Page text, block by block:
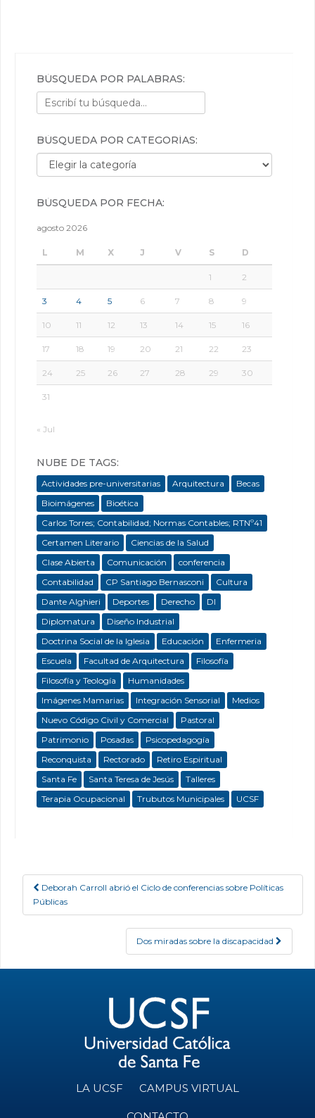
BÚSQUEDA POR PALABRAS:
BÚSQUEDA POR CATEGORÍAS:
Búsqueda por categorías:
BÚSQUEDA POR FECHA:
agosto 2026
L M X J V S D
1 2
3 4 5 6 7 8 9
10 11 12 13 14 15 16
17 18 19 20 21 22 23
24 25 26 27 28 29 30
31
« Jul
NUBE DE TAGS:
Actividades pre-universitarias Arquitectura
Becas
Bioimágenes
Bioética
Carlos Torres; Contabilidad; Normas Contables; RTNº41
Certamen Literario
Ciencias de la Salud
Clase Abierta
Comunicación
conferencia
Contabilidad
CP Santiago Bernasconi
Cultura
Dante Alghieri
Deportes Derecho
DI
Diplomatura
Diseño Industrial
Doctrina Social de la Iglesia
Educación
Enfermeria
Escuela
Facultad de Arquitectura
Filosofía
Filosofía y Teología
Humanidades
Imágenes Mamarias
Integración Sensorial
Medios
Nuevo Código Civil y Comercial
Pastoral
Patrimonio
Posadas
Psicopedagogía
Reconquista
Rectorado
Retiro Espiritual
Santa Fe
Santa Teresa de Jesús
Talleres
Terapia Ocupacional
Trubutos Municipales UCSF
Post navigation
Deborah Carroll abrió el Ciclo de conferencias sobre Políticas
Públicas
Dos miradas sobre la discapacidad
LA UCSF CAMPUS VIRTUAL